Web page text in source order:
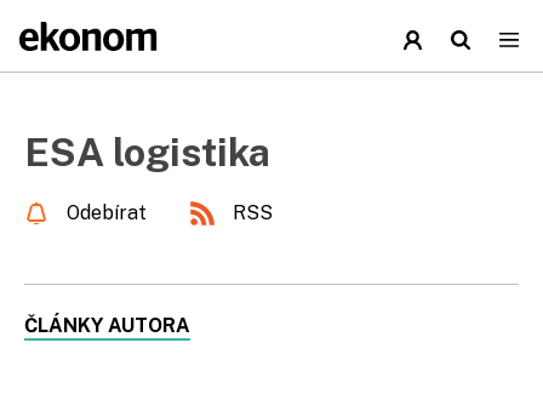
ESA logistika
Odebírat RSS
ČLÁNKY AUTORA